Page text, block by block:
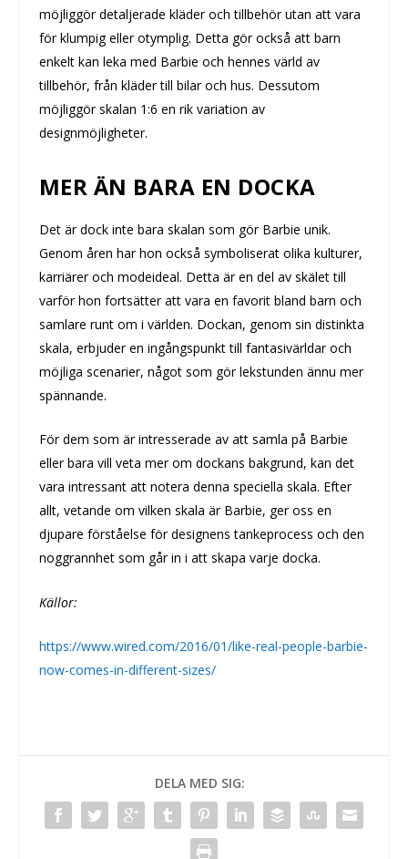
möjliggör detaljerade kläder och tillbehör utan att vara
för klumpig eller otymplig. Detta gör också att barn
enkelt kan leka med Barbie och hennes värld av
tillbehör, från kläder till bilar och hus. Dessutom
möjliggör skalan 1:6 en rik variation av
designmöjligheter.
MER ÄN BARA EN DOCKA
Det är dock inte bara skalan som gör Barbie unik.
Genom åren har hon också symboliserat olika kulturer,
karriärer och modeideal. Detta är en del av skälet till
varför hon fortsätter att vara en favorit bland barn och
samlare runt om i världen. Dockan, genom sin distinkta
skala, erbjuder en ingångspunkt till fantasivärldar och
möjliga scenarier, något som gör lekstunden ännu mer
spännande.
För dem som är intresserade av att samla på Barbie
eller bara vill veta mer om dockans bakgrund, kan det
vara intressant att notera denna speciella skala. Efter
allt, vetande om vilken skala är Barbie, ger oss en
djupare förståelse för designens tankeprocess och den
noggrannhet som går in i att skapa varje docka.
Källor:
https://www.wired.com/2016/01/like-real-people-barbie-
now-comes-in-different-sizes/
DELA MED SIG: